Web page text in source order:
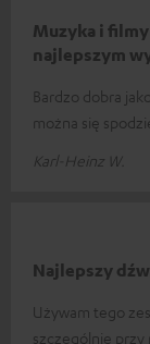
Muzyka i
najlepszym
Bardzo dobra
można się
Karl-Heinz W.
Najlepszy
Używam tego
szczególnie przy